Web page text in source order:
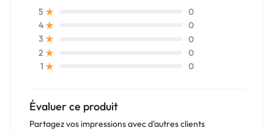
5
0
4
0
3
0
2
0
1
0
Évaluer ce produit
Partagez vos impressions avec d'autres clients